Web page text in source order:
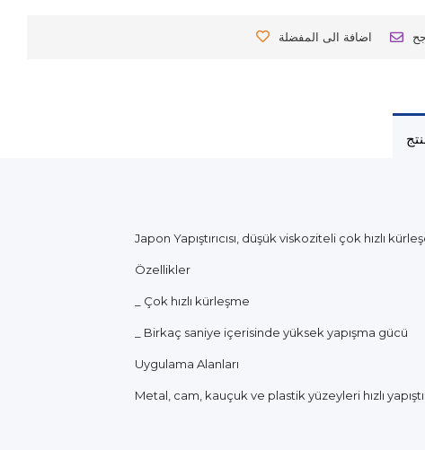
اضافة الى المفضلة
Japon Yapıştırıcısı, düşük viskoziteli çok hızlı
Özellikler
_ Çok hızlı kürleşme
_ Birkaç saniye içerisinde yüksek yapışma gücü
Uygulama Alanları
Metal, cam, kauçuk ve plastik yüzeyleri hızlı